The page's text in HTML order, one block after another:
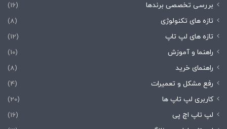
بررسی تخصصی برندها
(16)
تازه های تکنولوژی
(8)
تازه های لپ تاپ
(12)
راهنما و آموزش
(10)
راهنمای خرید
(8)
رفع مشکل و تعمیرات
(4)
کاربری لپ تاپ ها
(20)
لپ تاپ اچ پی
(16)